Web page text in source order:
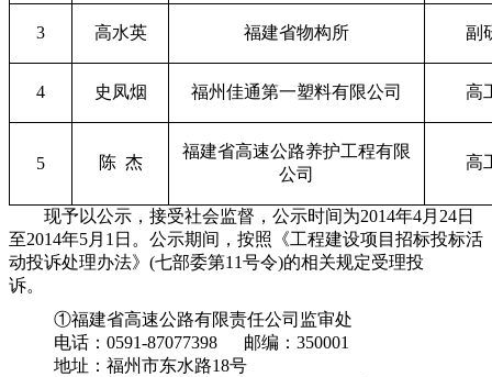
3 高水英 福建省物构所 副
4 史凤烟 福州佳通第一塑料有限公司 高
5 陈 杰
福建省高速公路养护工程有限
公司
高
现予以公示，接受社会监督，公示时间为2014年4月 24日
至2014年5月 1 日。公示期间，按照《工程建设项目招标投标活
动投诉处理办法》 (七部委第11号令)的相关规定受理投
诉。
①福建省高速公路有限责任公司监审处
电话： 0591-87077398 邮编： 350001
地址：福州市东水路18号